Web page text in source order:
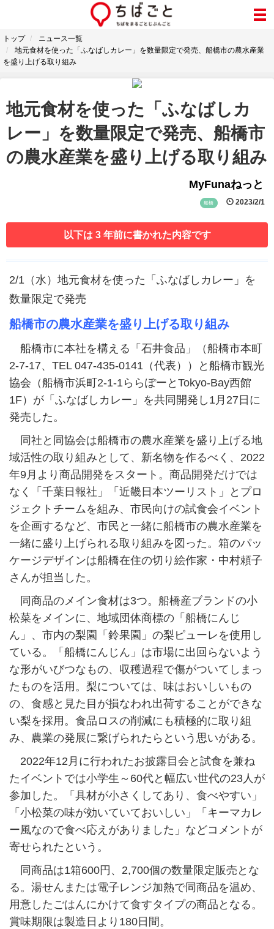
トップ
ニュース一覧
地元食材を使った「ふなばしカレー」を数量限定で発売、船橋市の農水産業
を盛り上げる取り組み
地元食材を使った「ふなばしカ
レー」を数量限定で発売、船橋市
の農水産業を盛り上げる取り組み
MyFunaねっと
船橋 2023/2/1
以下は 3 年前に書かれた内容です
2/1（水）地元食材を使った「ふなばしカレー」を
数量限定で発売
船橋市の農水産業を盛り上げる取り組み
船橋市に本社を構える「石井食品」（船橋市本町
2-7-17、TEL 047-435-0141（代表））と船橋市観光
協会（船橋市浜町2-1-1ららぽーとTokyo-Bay西館
1F）が「ふなばしカレー」を共同開発し1月27日に
発売した。
同社と同協会は船橋市の農水産業を盛り上げる地
域活性の取り組みとして、新名物を作るべく、2022
年9月より商品開発をスタート。商品開発だけでは
なく「千葉日報社」「近畿日本ツーリスト」とプロ
ジェクトチームを組み、市民向けの試食会イベント
を企画するなど、市民と一緒に船橋市の農水産業を
一緒に盛り上げられる取り組みを図った。箱のパッ
ケージデザインは船橋在住の切り絵作家・中村頼子
さんが担当した。
同商品のメイン食材は3つ。船橋産ブランドの小
松菜をメインに、地域団体商標の「船橋にんじ
ん」、市内の梨園「鈴果園」の梨ピューレを使用し
ている。「船橋にんじん」は市場に出回らないよう
な形がいびつなもの、収穫過程で傷がついてしまっ
たものを活用。梨については、味はおいしいもの
の、食感と見た目が損なわれ出荷することができな
い梨を採用。食品ロスの削減にも積極的に取り組
み、農業の発展に繋げられたらという思いがある。
2022年12月に行われたお披露目会と試食を兼ね
たイベントでは小学生～60代と幅広い世代の23人が
参加した。「具材が小さくしてあり、食べやすい」
「小松菜の味が効いていておいしい」「キーマカレ
ー風なので食べ応えがありました」などコメントが
寄せられたという。
同商品は1箱600円、2,700個の数量限定販売とな
る。湯せんまたは電子レンジ加熱で同商品を温め、
用意したごはんにかけて食すタイプの商品となる。
賞味期限は製造日より180日間。